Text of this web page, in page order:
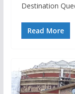
Destination
Read More